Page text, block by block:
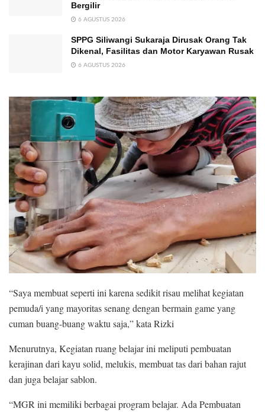
Bergilir
6 AGUSTUS 2026
SPPG Siliwangi Sukaraja Dirusak Orang Tak
Dikenal, Fasilitas dan Motor Karyawan Rusak
6 AGUSTUS 2026
“Saya membuat seperti ini karena sedikit risau melihat kegiatan
pemuda/i yang mayoritas senang dengan bermain game yang
cuman buang-buang waktu saja,” kata Rizki
Menurutnya, Kegiatan ruang belajar ini meliputi pembuatan
kerajinan dari kayu solid, melukis, membuat tas dari bahan rajut
dan juga belajar sablon.
“MGR ini memiliki berbagai program belajar. Ada Pembuatan